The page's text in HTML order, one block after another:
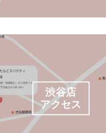
渋谷店
アクセス